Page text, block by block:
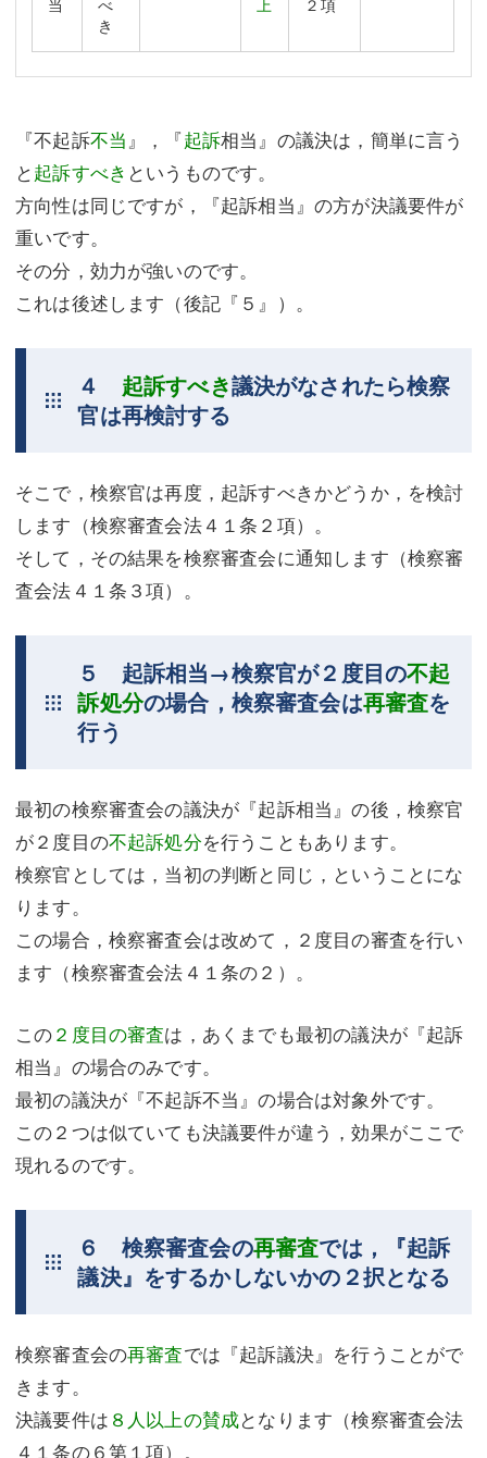
当
べ
き
上 ２項
『不起訴不当 』，『起訴相当』の議決は，簡単に言う
と起訴すべき というものです。
方向性は同じですが，『起訴相当』の方が決議要件が
重いです。
その分，効力が強いのです。
これは後述します（後記『５』）。
４ 起訴すべき議決がなされたら検察
官は再検討する
そこで，検察官は再度，起訴すべきかどうか，を検討
します（検察審査会法４１条２項）。
そして，その結果を検察審査会に通知します（検察審
査会法４１条３項）。
５ 起訴相当→検察官が２度目の不起
訴処分の場合，検察審査会は再審査を
行う
最初の検察審査会の議決が『起訴相当』の後，検察官
が２度目の不起訴処分を行うこともあります。
検察官としては，当初の判断と同じ，ということにな
ります。
この場合，検察審査会は改めて，２度目の審査を行い
ます（検察審査会法４１条の２）。
この２度目の審査は，あくまでも最初の議決が『起訴
相当』の場合のみです。
最初の議決が『不起訴不当』の場合は対象外です。
この２つは似ていても決議要件が違う，効果がここで
現れるのです。
６ 検察審査会の再審査では，『起訴
議決』をするかしないかの２択となる
検察審査会の再審査では『起訴議決』を行うことがで
きます。
決議要件は ８人以上の賛成となります（検察審査会法
４１条の６第１項）。